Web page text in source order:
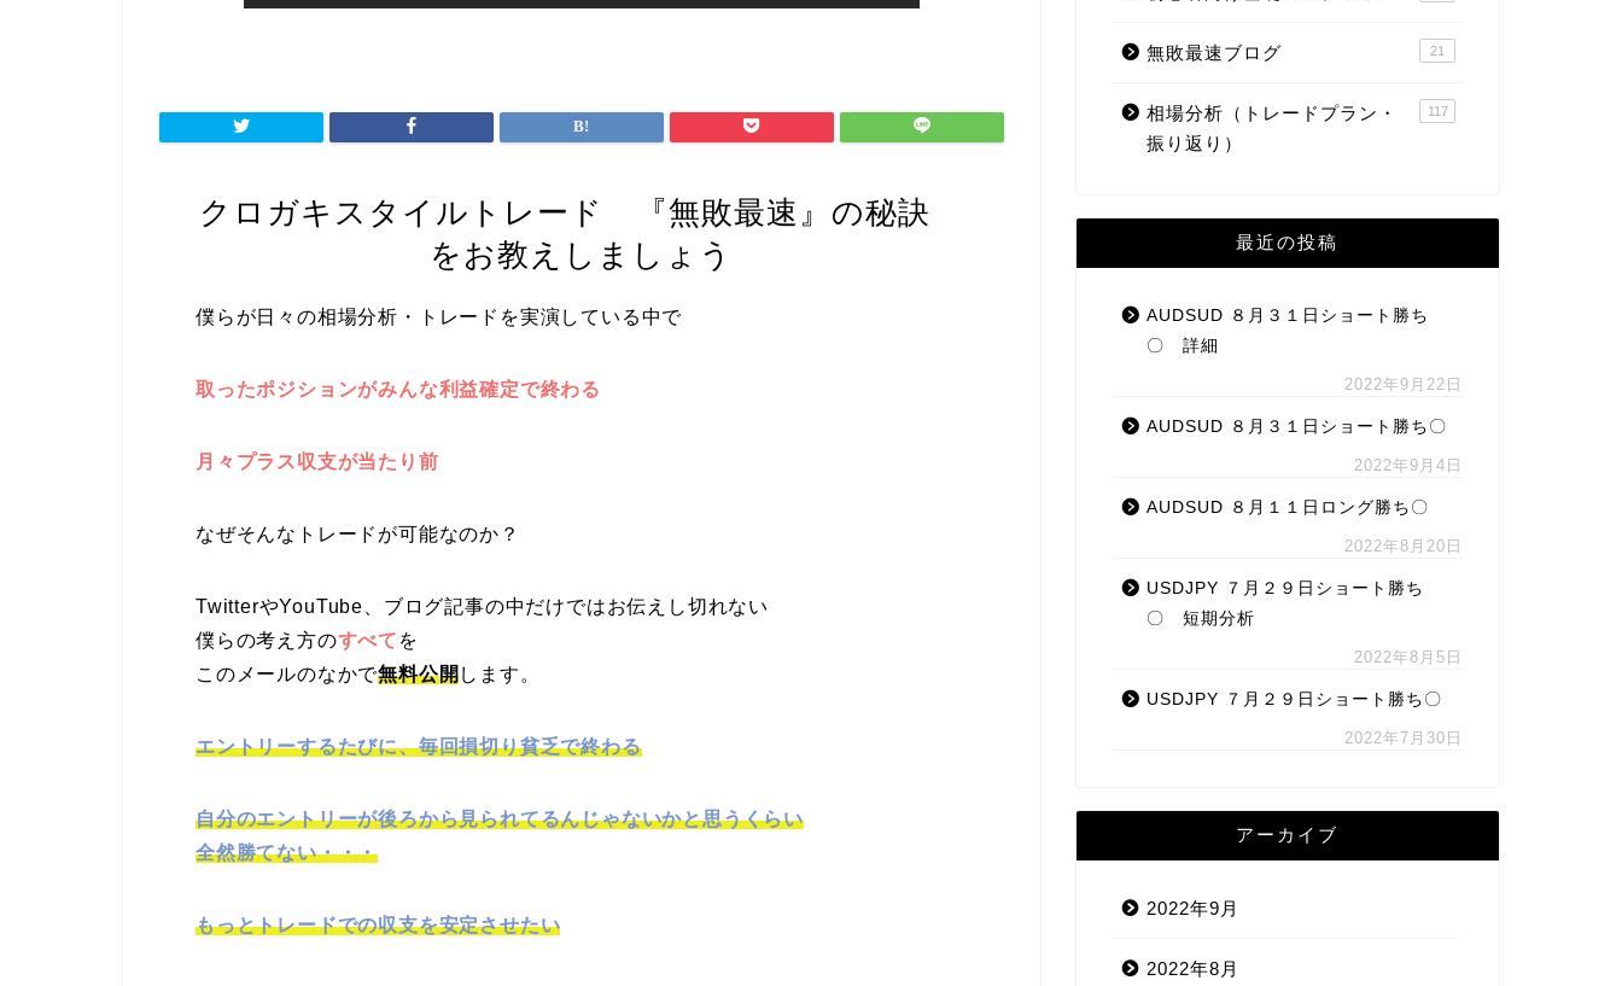
クロガキスタイルトレード 『無敗最速』の秘訣
をお教えしましょう
僕らが日々の相場分析・トレードを実演している中で
取ったポジションがみんな利益確定で終わる
月々 プラス収支が当たり前
なぜそんなトレードが可能なのか？
TwitterやYouTube、ブログ記事の中だけではお伝えし切れない
僕らの考え方のすべて を
このメールのなかで無料公開します。
エントリーするたびに、毎回損切り貧乏で終わる
自分のエントリーが後ろから見られてるんじゃないかと思うくらい
全然勝てない・・・
もっとトレードでの収支を安定させたい
無敗最速ブログ 21
相場分析（トレードプラン・
振り返り）
117
最近の投稿
AUDSUD ８月３１日ショート勝ち
〇 詳細
2022年9月22日
AUDSUD ８月３１日ショート勝ち〇
2022年9月4日
AUDSUD ８月１１日ロング勝ち〇
2022年8月20日
USDJPY ７月２９日ショート勝ち
〇 短期分析
2022年8月5日
USDJPY ７月２９日ショート勝ち〇
2022年7月30日
アーカイブ
2022年9月
2022年8月